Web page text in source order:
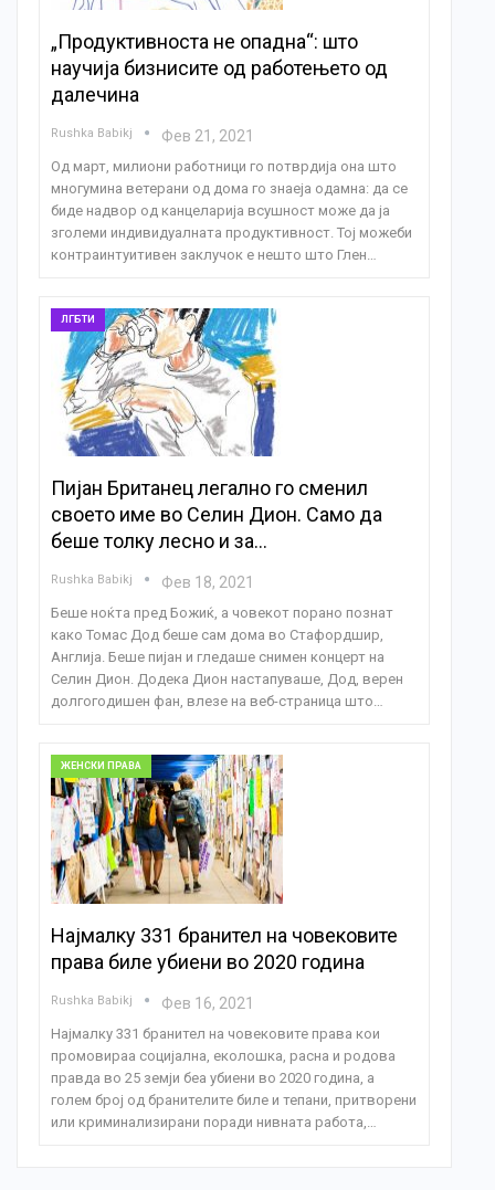
„Продуктивноста не опадна“: што
научија бизнисите од работењето од
далечина
Rushka Babikj Фев 21, 2021
Од март, милиони работници го потврдија она што
многумина ветерани од дома го знаеја одамна: да се
биде надвор од канцеларија всушност може да ја
зголеми индивидуалната продуктивност. Тој можеби
контраинтуитивен заклучок е нешто што Глен…
ЛГБТИ
Пијан Британец легално го сменил
своето име во Селин Дион. Само да
беше толку лесно и за…
Rushka Babikj Фев 18, 2021
Беше ноќта пред Божиќ, а човекот порано познат
како Томас Дод беше сам дома во Стафордшир,
Англија. Беше пијан и гледаше снимен концерт на
Селин Дион. Додека Дион настапуваше, Дод, верен
долгогодишен фан, влезе на веб-страница што…
ЖЕНСКИ ПРАВА
Најмалку 331 бранител на човековите
права биле убиени во 2020 година
Rushka Babikj Фев 16, 2021
Најмалку 331 бранител на човековите права кои
промовираа социјална, еколошка, расна и родова
правда во 25 земји беа убиени во 2020 година, a
голем број од бранителите биле и тепани, притворени
или криминализирани поради нивната работа,…